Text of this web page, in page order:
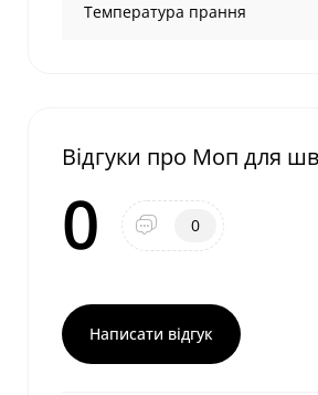
Температура прання
Відгуки про Моп для
0 0
Написати відгук